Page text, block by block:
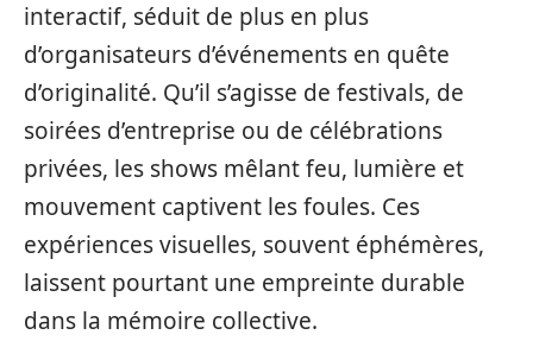
interactif, séduit de plus en plus
d’organisateurs d’événements en quête
d’originalité. Qu’il s’agisse de festivals, de
soirées d’entreprise ou de célébrations
privées, les shows mêlant feu, lumière et
mouvement captivent les foules. Ces
expériences visuelles, souvent éphémères,
laissent pourtant une empreinte durable
dans la mémoire collective.